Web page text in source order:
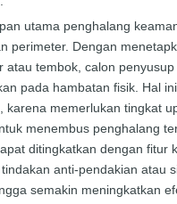
utama penghalang
perimeter. Dengan
atau tembok, calon penyusup
pada hambatan fisik. Hal
karena memerlukan tingkat
menembus penghalang
ditingkatkan dengan fitur
anti-pendakian atau
semakin meningkatkan